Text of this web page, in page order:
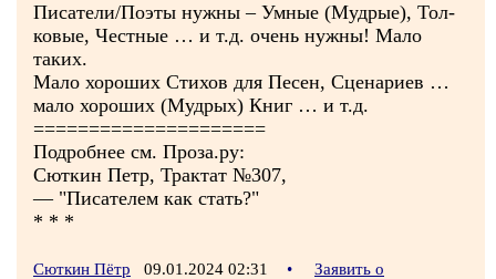
Писатели/Поэты нужны – Умные (Мудрые), Тол-
ковые, Честные … и т.д. очень нужны! Мало
таких.
Мало хороших Стихов для Песен, Сценариев …
мало хороших (Мудрых) Книг … и т.д.
=====================
Подробнее см. Проза.ру:
Сюткин Петр, Трактат №307,
— "Писателем как стать?"
* * *
Сюткин Пётр 09.01.2024 02:31 •
Заявить о